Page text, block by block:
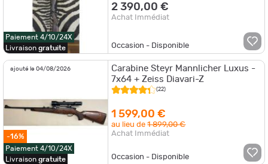
Paiement 4/10/24X
Livraison gratuite
2 390,00 €
Achat Immédiat
Occasion - Disponible
ajouté le 04/08/2026
-16%
Paiement 4/10/24X
Livraison gratuite
Carabine Steyr Mannlicher Luxus -
7x64 + Zeiss Diavari-Z
(22)
1 599,00 €
au lieu de1 899,00 €
Achat Immédiat
Occasion - Disponible